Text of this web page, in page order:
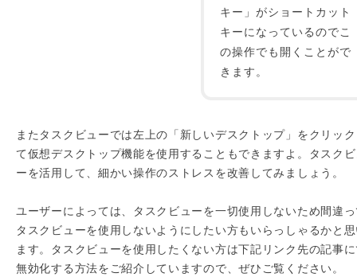
キー」がショートカット
キーになっているのでこ
の操作でも開くことがで
きます。
またタスクビューでは左上の「新しいデスクトップ」をクリッ
て仮想デスクトップ機能を使用することもできますよ。タスク
ーを活用して、細かい操作のストレスを改善してみましょう。
ユーザーによっては、タスクビューを一切使用しないため間違
タスクビューを使用しないようにしたい方もいらっしゃるかと
ます。タスクビューを使用したくない方は下記リンク先の記事
無効化する方法をご紹介していますので、ぜひご覧ください。